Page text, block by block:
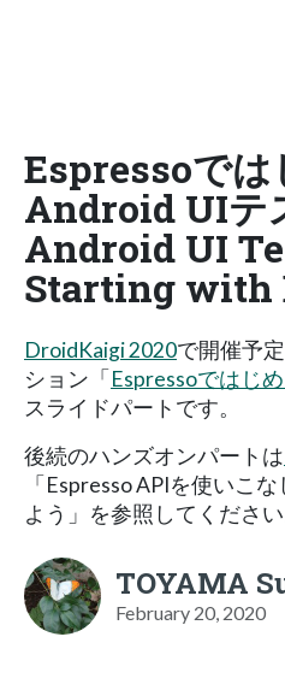
Espressoでは
Android UIテ
Android UI
Starting with
DroidKaigi 2020で開催予
ション「Espressoではじ
スライドパートです。
後続のハンズオンパートは
「Espresso APIを使いこ
よう」を参照してください
TOYAMA
February 20, 2020